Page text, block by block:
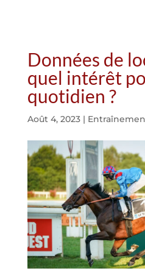
Données de
quel intérêt
quotidien ?
Août 4, 2023|